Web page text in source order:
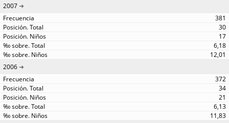
2007
381
30
17
6,18
12,01
2006
372
34
21
6,13
11,83